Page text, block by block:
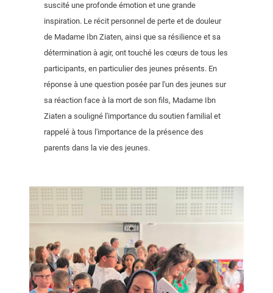
suscité une profonde émotion et une grande
inspiration. Le récit personnel de perte et de douleur
de Madame Ibn Ziaten, ainsi que sa résilience et sa
détermination à agir, ont touché les cœurs de tous les
participants, en particulier des jeunes présents. En
réponse à une question posée par l'un des jeunes sur
sa réaction face à la mort de son fils, Madame Ibn
Ziaten a souligné l'importance du soutien familial et
rappelé à tous l'importance de la présence des
parents dans la vie des jeunes.